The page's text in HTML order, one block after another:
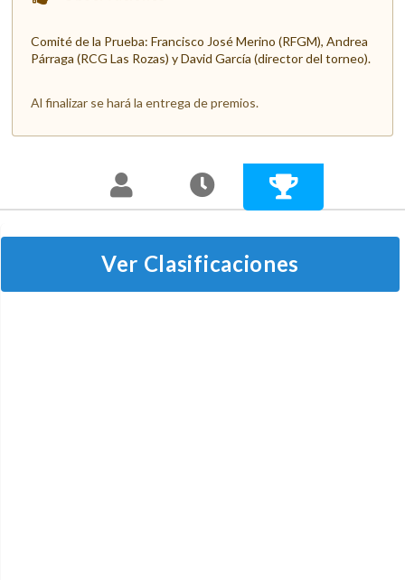
Comité de la Prueba: Francisco José Merino (RFGM), Andrea
Párraga (RCG Las Rozas) y David García (director del torneo).
Al finalizar se hará la entrega de premios.
Ver Clasificaciones